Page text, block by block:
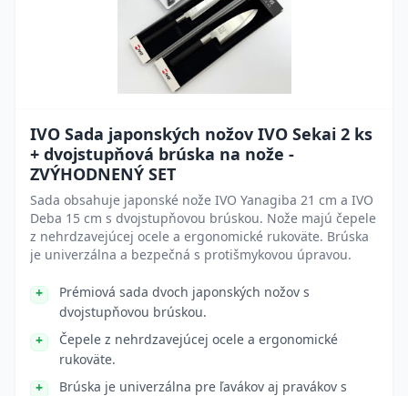
IVO Sada japonských nožov IVO Sekai 2 ks
+ dvojstupňová brúska na nože -
ZVÝHODNENÝ SET
Sada obsahuje japonské nože IVO Yanagiba 21 cm a IVO
Deba 15 cm s dvojstupňovou brúskou. Nože majú čepele
z nehrdzavejúcej ocele a ergonomické rukoväte. Brúska
je univerzálna a bezpečná s protišmykovou úpravou.
Prémiová sada dvoch japonských nožov s
dvojstupňovou brúskou.
Čepele z nehrdzavejúcej ocele a ergonomické
rukoväte.
Brúska je univerzálna pre ľavákov aj pravákov s